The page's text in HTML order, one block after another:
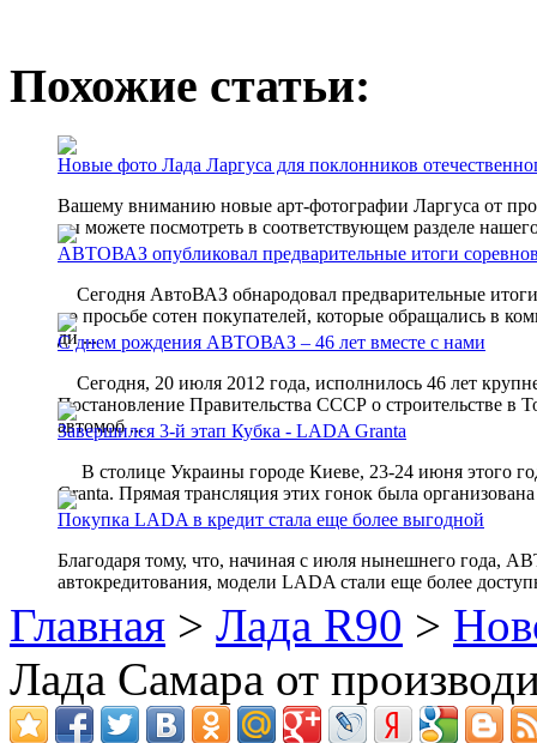
Похожие статьи:
Новые фото Лада Ларгуса для поклонников
Вашему вниманию новые арт-фотографии Ларгуса от
вы можете посмотреть в соответствующем разделе
АВТОВАЗ опубликовал предварительные итоги
Сегодня АвтоВАЗ обнародовал предварительные
по просьбе сотен покупателей, которые обращались в
ди ...
С днем рождения АВТОВАЗ – 46 лет вместе с нами
Сегодня, 20 июля 2012 года, исполнилось 46 лет
Постановление Правительства СССР о строительстве
автомоб ...
Завершился 3-й этап Кубка - LADA Granta
В столице Украины городе Киеве, 23-24 июня этого
Granta. Прямая трансляция этих гонок была
Покупка LADA в кредит стала еще более выгодной
Благодаря тому, что, начиная с июля нынешнего года,
автокредитования, модели LADA стали еще более
Главная > Лада R90 >
Лада Самара от